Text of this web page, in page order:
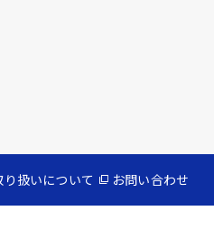
扱いについて お問い合わせ